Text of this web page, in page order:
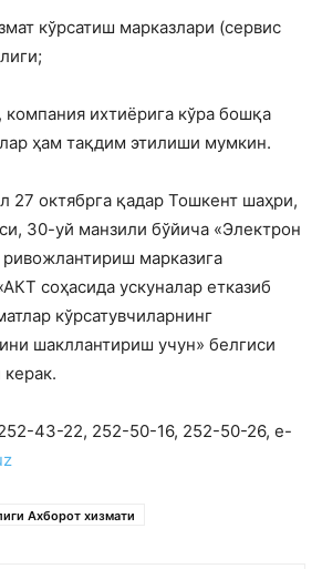
кўрсатиш марказлари (сервис
ихтиёрига кўра бошқа
ҳам тақдим этилиши мумкин.
27 октябрга қадар Тошкент шаҳри,
30-уй манзили бўйича «Электрон
марказига
соҳасида ускуналар етказиб
кўрсатувчиларнинг
шакллантириш учун» белгиси
43-22, 252-50-16, 252-50-26, e-
Ахборот хизмати